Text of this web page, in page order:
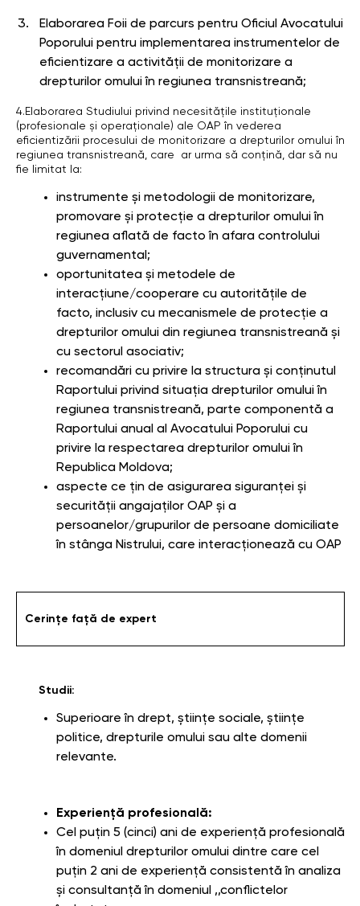
Elaborarea Foii de parcurs pentru Oficiul Avocatului
Poporului pentru implementarea instrumentelor de
eficientizare a activității de monitorizare a
drepturilor omului în regiunea transnistreană;
4.Elaborarea Studiului privind necesitățile instituționale
(profesionale și operaționale) ale OAP în vederea
eficientizării procesului de monitorizare a drepturilor omului în
regiunea transnistreană, care ar urma să conțină, dar să nu
fie limitat la:
instrumente și metodologii de monitorizare,
promovare și protecție a drepturilor omului în
regiunea aflată de facto în afara controlului
guvernamental;
oportunitatea și metodele de
interacțiune/cooperare cu autoritățile de
facto, inclusiv cu mecanismele de protecție a
drepturilor omului din regiunea transnistreană și
cu sectorul asociativ;
recomandări cu privire la structura și conținutul
Raportului privind situația drepturilor omului în
regiunea transnistreană, parte componentă a
Raportului anual al Avocatului Poporului cu
privire la respectarea drepturilor omului în
Republica Moldova;
aspecte ce țin de asigurarea siguranței și
securității angajaților OAP și a
persoanelor/grupurilor de persoane domiciliate
în stânga Nistrului, care interacționează cu OAP
Cerințe față de expert
Studii:
Superioare în drept, științe sociale, științe
politice, drepturile omului sau alte domenii
relevante.
Experiență profesională:
Cel puțin 5 (cinci) ani de experiență profesională
în domeniul drepturilor omului dintre care cel
puțin 2 ani de experiență consistentă în analiza
și consultanță în domeniul ,,conflictelor